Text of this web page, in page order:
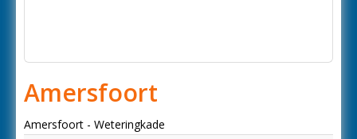
Amersfoort
Amersfoort - Weteringkade